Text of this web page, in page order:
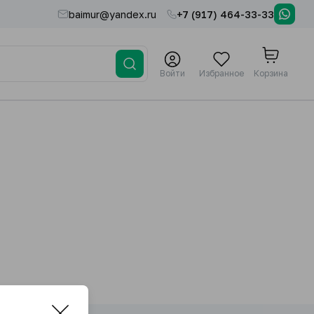
baimur@yandex.ru +7 (917) 464-33-33
Войти Избранное Корзина